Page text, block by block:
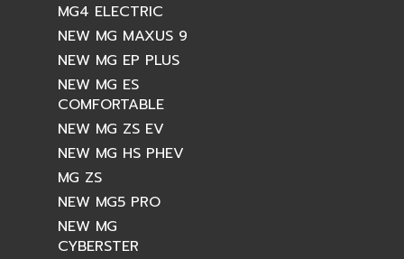
MG4 ELECTRIC
NEW MG MAXUS 9
NEW MG EP PLUS
NEW MG ES
COMFORTABLE
NEW MG ZS EV
NEW MG HS PHEV
MG ZS
NEW MG5 PRO
NEW MG
CYBERSTER